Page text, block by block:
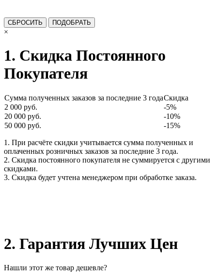
×
1. Скидка Постоянного
Покупателя
Сумма полученных заказов за последние 3 годаСкидка
2 000 руб.
-5%
20 000 руб.
-10%
50 000 руб.
-15%
1. При расчёте скидки учитывается сумма полученных и
оплаченных розничных заказов за последние 3 года.
2. Скидка постоянного покупателя не суммируется с другими
скидками.
3. Скидка будет учтена менеджером при обработке заказа.
2. Гарантия Лучших Цен
Нашли этот же товар дешевле?